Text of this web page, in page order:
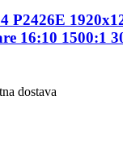
P2426E
16:10 1500:1
dostava